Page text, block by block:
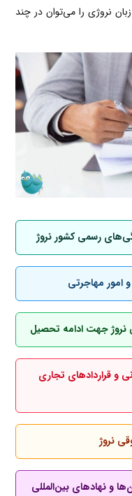
نروژی را می‌توان در چند
رسمی کشور نروژ
و امور مهاجرتی
نروژ جهت ادامه تحصیل
و قراردادهای تجاری
نروژ
و نهادهای بین‌المللی